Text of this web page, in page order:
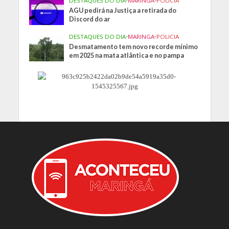
AGU pedirá na Justiça a retirada do
Discord do ar
DESTAQUES DO DIA•MARINGA•POLICIA
Desmatamento tem novo recorde mínimo
em 2025 na mata atlântica e no pampa